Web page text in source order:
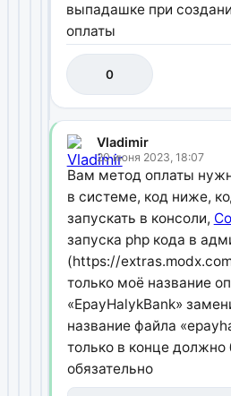
выпадашке при
оплаты
0
Vladimir
20 июня 2023, 18:07
Вам метод оплаты
в системе, код ниже,
запускать в консоли,
запуска php кода в
(https://
только моё название
«EpayHalykBank»
название файла
только в конце должно
обязательно